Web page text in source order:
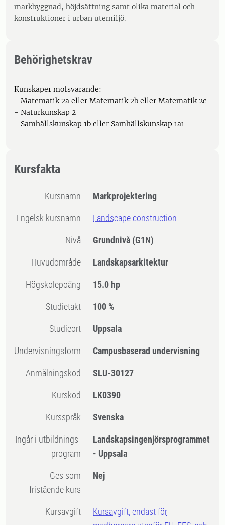
markbyggnad, höjdsättning samt olika material och
konstruktioner i urban utemiljö.
Behörighetskrav
Kunskaper motsvarande:
- Matematik 2a eller Matematik 2b eller Matematik 2c
- Naturkunskap 2
- Samhällskunskap 1b eller Samhällskunskap 1a1
Kursfakta
Kursnamn Markprojektering
Engelsk kursnamn Landscape construction
Nivå Grundnivå (G1N)
Huvudområde Landskapsarkitektur
högskolepoäng 15.0 hp
Studietakt 100 %
Studieort Uppsala
Undervisningsform Campusbaserad undervisning
Anmälningskod SLU-30127
Kurskod LK0390
Kursspråk Svenska
Ingår i utbildnings-
program
Landskapsingenjörsprogrammet
- Uppsala
Ges som
fristående kurs
Nej
Kursavgift
Kursavgift, endast för